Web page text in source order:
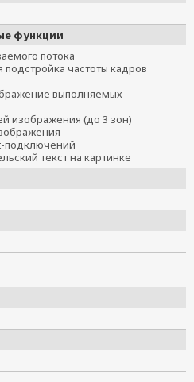
функции
потока
подстройка частоты кадров
выполняемых
изображения (до 3 зон)
подключений
текст на картинке